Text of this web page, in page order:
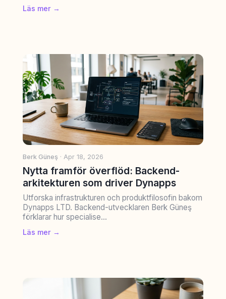
Läs mer →
Berk Güneş · Apr 18, 2026
Nytta framför överflöd: Backend-
arkitekturen som driver Dynapps
Utforska infrastrukturen och produktfilosofin bakom
Dynapps LTD. Backend-utvecklaren Berk Güneş
förklarar hur specialise...
Läs mer →